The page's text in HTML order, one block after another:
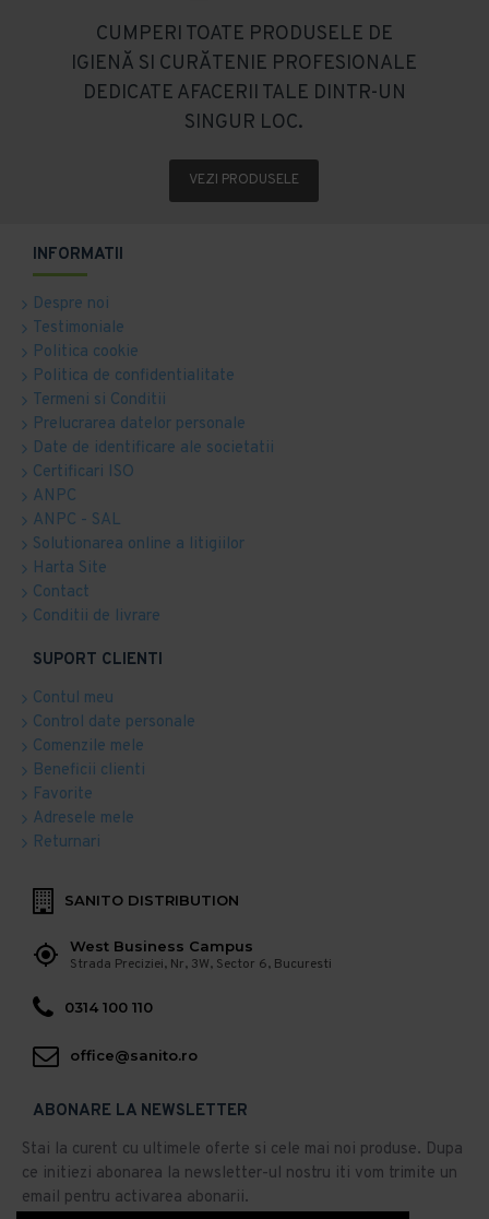
CUMPERI TOATE PRODUSELE DE
IGIENĂ SI CURĂTENIE PROFESIONALE
DEDICATE AFACERII TALE DINTR-UN
SINGUR LOC.
VEZI PRODUSELE
INFORMATII
Despre noi
Testimoniale
Politica cookie
Politica de confidentialitate
Termeni si Conditii
Prelucrarea datelor personale
Date de identificare ale societatii
Certificari ISO
ANPC
ANPC - SAL
Solutionarea online a litigiilor
Harta Site
Contact
Conditii de livrare
SUPORT CLIENTI
Contul meu
Control date personale
Comenzile mele
Beneficii clienti
Favorite
Adresele mele
Returnari
SANITO DISTRIBUTION
West Business Campus
Strada Preciziei, Nr, 3W, Sector 6, Bucuresti
0314 100 110
office@sanito.ro
ABONARE LA NEWSLETTER
Stai la curent cu ultimele oferte si cele mai noi produse. Dupa
ce initiezi abonarea la newsletter-ul nostru iti vom trimite un
email pentru activarea abonarii.